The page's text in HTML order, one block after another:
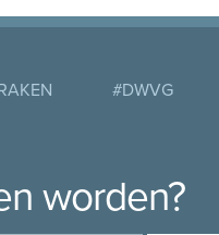
#DWVG
worden?